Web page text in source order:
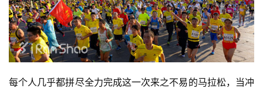
每个人几乎都拼尽全力完成这一次来之不易的马拉松，当冲